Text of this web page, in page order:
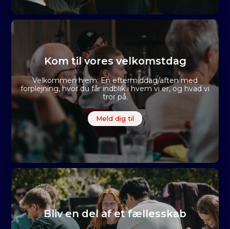
Kom til vores velkomstdag
Velkommen hjem: En eftermiddag/aften med
forplejning, hvor du får indblik i hvem vi er, og hvad vi
tror på.
Meld dig til
Bliv en del af et fællesskab